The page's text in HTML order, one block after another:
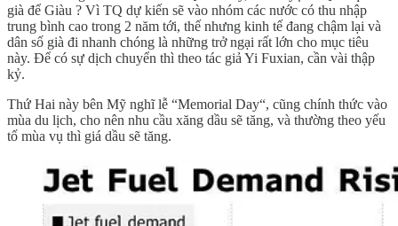
già để Giàu ? Vì TQ dự kiến sẽ vào nhóm các nước có thu nhập
trung bình cao trong 2 năm tới, thế nhưng kinh tế đang chậm lại và
dân số già đi nhanh chóng là những trở ngại rất lớn cho mục tiêu
này. Để có sự dịch chuyển thì theo tác giả Yi Fuxian, cần vài thập
kỷ.
Thứ Hai này bên Mỹ nghĩ lễ “Memorial Day“, cũng chính thức vào
mùa du lịch, cho nên nhu cầu xăng dầu sẽ tăng, và thường theo yếu
tố mùa vụ thì giá dầu sẽ tăng.